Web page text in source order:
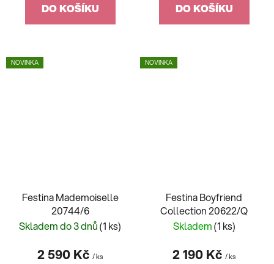
DO KOŠÍKU DO KOŠÍKU
NOVINKA
Festina Mademoiselle
20744/6
Skladem do 3 dnů(1 ks)
2 590 Kč / ks
NOVINKA
Festina Boyfriend
Collection 20622/Q
Skladem(1 ks)
2 190 Kč / ks